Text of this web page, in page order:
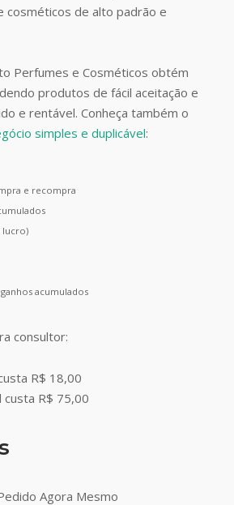
cosméticos de alto padrão e
Perfumes e Cosméticos obtém
produtos de fácil aceitação e
e rentável. Conheça também o
simples e duplicável:
e recompra
lucro)
acumulados
consultor:
R$ 18,00
R$ 75,00
Agora Mesmo